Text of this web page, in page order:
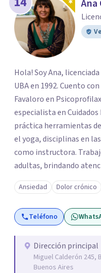
Ana
Hola! Soy Ana,
UBA en 1992. Cuento
Favaloro en
especialista en
práctica herramientas
el yoga, disciplinas en
como instructora.
adultas, brindando
como en el consultorio,
de cada paciente.
ansiedad, la depresión,
y distintos momentos
Ansiedad Dolor crónico
Teléfono
Dirección principal
Miguel Calderón 245,
Buenos Aires